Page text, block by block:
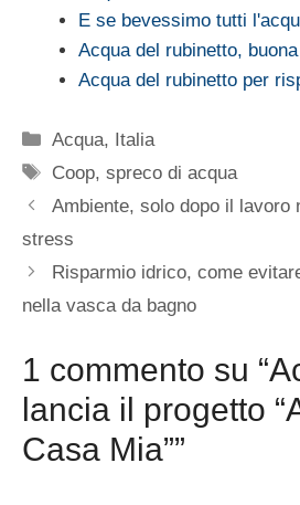
E se bevessimo tutti
Acqua del rubinetto,
Acqua del rubinetto per
Categorie
Acqua, Italia
Tag
Coop,spreco di acqua
Ambiente, solo dopo il lavoro
stress
Risparmio idrico, come
nella vasca da bagno
1 commento su
lancia il progetto
Casa Mia””